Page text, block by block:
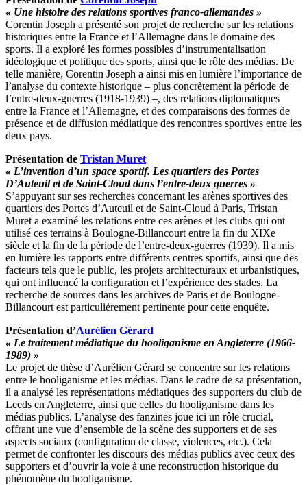
« Une histoire des relations sportives franco-allemandes »
Corentin Joseph a présenté son projet de recherche sur les relations
historiques entre la France et l’Allemagne dans le domaine des
sports. Il a exploré les formes possibles d’instrumentalisation
idéologique et politique des sports, ainsi que le rôle des médias. De
telle manière, Corentin Joseph a ainsi mis en lumière l’importance de
l’analyse du contexte historique – plus concrètement la période de
l’entre-deux-guerres (1918-1939) –, des relations diplomatiques
entre la France et l’Allemagne, et des comparaisons des formes de
présence et de diffusion médiatique des rencontres sportives entre les
deux pays.
Présentation de Tristan Muret
« L’invention d’un space sportif. Les quartiers des Portes
D’Auteuil et de Saint-Cloud dans l’entre-deux guerres »
S’appuyant sur ses recherches concernant les arènes sportives des
quartiers des Portes d’Auteuil et de Saint-Cloud à Paris, Tristan
Muret a examiné les relations entre ces arènes et les clubs qui ont
utilisé ces terrains à Boulogne-Billancourt entre la fin du XIXe
siècle et la fin de la période de l’entre-deux-guerres (1939). Il a mis
en lumière les rapports entre différents centres sportifs, ainsi que des
facteurs tels que le public, les projets architecturaux et urbanistiques,
qui ont influencé la configuration et l’expérience des stades. La
recherche de sources dans les archives de Paris et de Boulogne-
Billancourt est particulièrement pertinente pour cette enquête.
Présentation d’Aurélien Gérard
« Le traitement médiatique du hooliganisme en Angleterre (1966-
1989) »
Le projet de thèse d’Aurélien Gérard se concentre sur les relations
entre le hooliganisme et les médias. Dans le cadre de sa présentation,
il a analysé les représentations médiatiques des supporters du club de
Leeds en Angleterre, ainsi que celles du hooliganisme dans les
médias publics. L’analyse des fanzines joue ici un rôle crucial,
offrant une vue d’ensemble de la scène des supporters et de ses
aspects sociaux (configuration de classe, violences, etc.). Cela
permet de confronter les discours des médias publics avec ceux des
supporters et d’ouvrir la voie à une reconstruction historique du
phénomène du hooliganisme.